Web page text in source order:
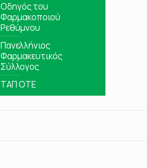
Οδηγός του
Φαρμακοποιού
Ρεθύμνου
Πανελλήνιος
Φαρμακευτικός
Σύλλογος
ΤΑΠ ΟΤΕ